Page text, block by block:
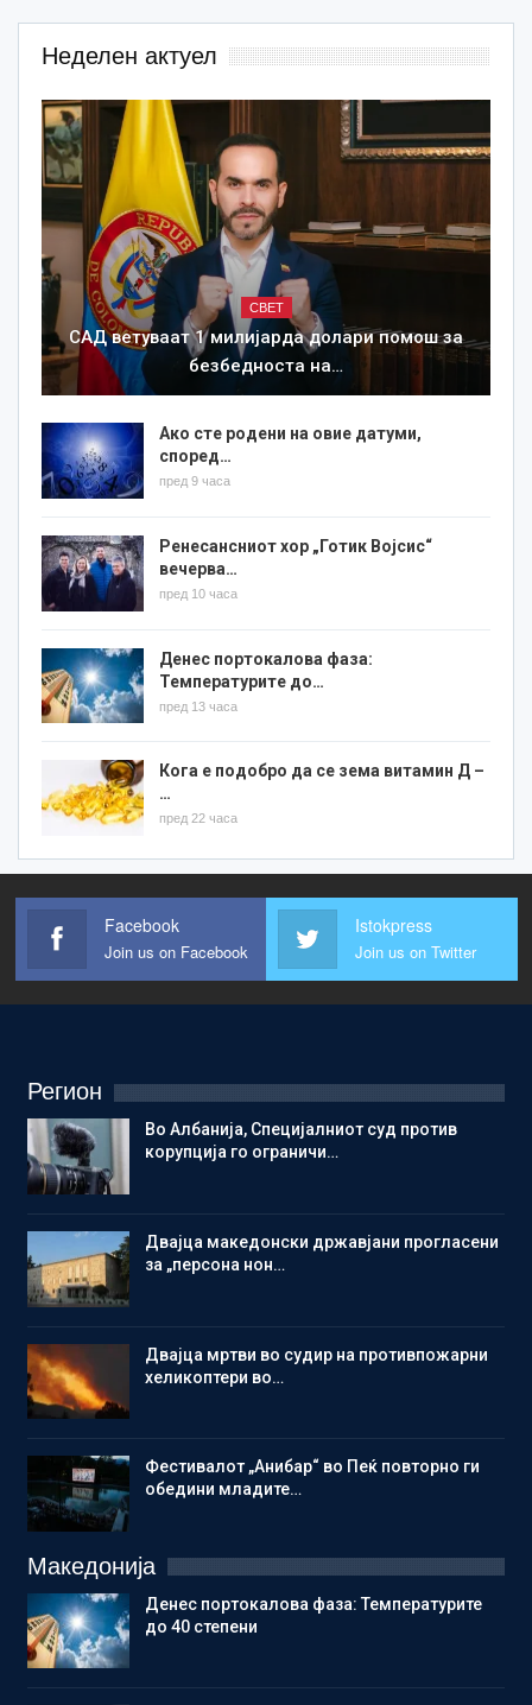
Неделен актуел
СВЕТ
САД ветуваат 1 милијарда долари помош за
безбедноста на…
Ако сте родени на овие датуми,
според…
пред 9 часа
Ренесансниот хор „Готик Војсис“
вечерва…
пред 10 часа
Денес портокалова фаза:
Температурите до…
пред 13 часа
Кога е подобро да се зема витамин Д –
…
пред 22 часа
Facebook
Join us on Facebook
Istokpress
Join us on Twitter
Регион
Во Албанија, Специјалниот суд против
корупција го ограничи…
Двајца македонски државјани прогласени
за „персона нон…
Двајца мртви во судир на противпожарни
хеликоптери во…
Фестивалот „Анибар“ во Пеќ повторно ги
обедини младите…
Македонија
Денес портокалова фаза: Температурите
до 40 степени